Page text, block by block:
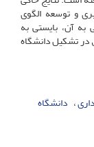
و توسعه الگوی
آن، بایستی به
در تشکیل دانشگاه
دانشگاه